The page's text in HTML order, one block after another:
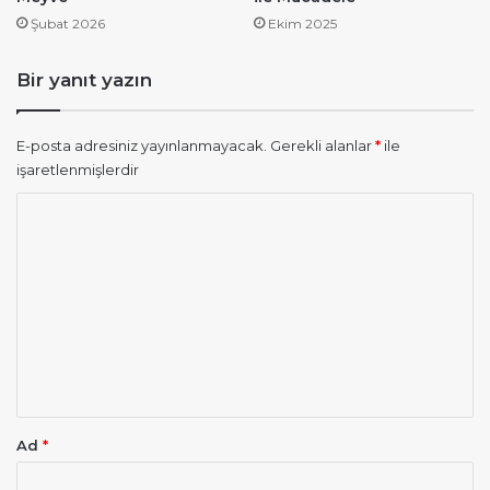
Şubat 2026 Ekim 2025
Bir yanıt yazın
E-posta adresiniz yayınlanmayacak. Gerekli alanlar* ile
işaretlenmişlerdir
Ad *